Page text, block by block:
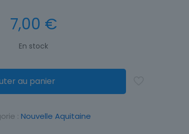
7,00 €
En stock
au panier
: Nouvelle Aquitaine